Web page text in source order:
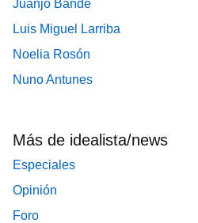
Juanjo Bande
Luis Miguel Larriba
Noelia Rosón
Nuno Antunes
Más de idealista/news
Especiales
Opinión
Foro